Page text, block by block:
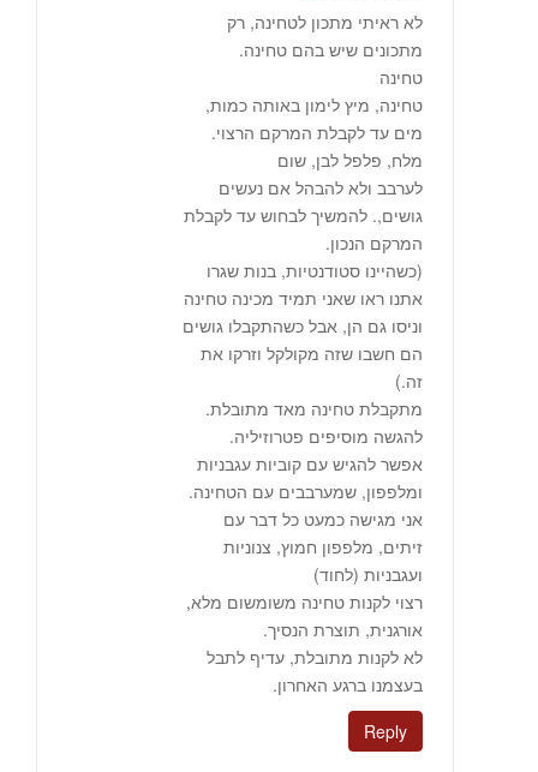
לא ראיתי מתכון לטחינה, רק
מתכונים שיש בהם טחינה.
טחינה
טחינה, מיץ לימון באותה כמות,
מים עד לקבלת המרקם הרצוי.
מלח, פלפל לבן, שום
לערבב ולא להבהל אם נעשים
גושים,. להמשיך לבחוש עד לקבלת
המרקם הנכון.
(כשהיינו סטודנטיות, בנות שגרו
אתנו ראו שאני תמיד מכינה טחינה
וניסו גם הן, אבל כשהתקבלו גושים
הם חשבו שזה מקולקל וזרקו את
זה.)
מתקבלת טחינה מאד מתובלת.
להגשה מוסיפים פטרוזיליה.
אפשר להגיש עם קוביות עגבניות
ומלפפון, שמערבבים עם הטחינה.
אני מגישה כמעט כל דבר עם
זיתים, מלפפון חמוץ, צנוניות
ועגבניות (לחוד)
רצוי לקנות טחינה משומשום מלא,
אורגנית, תוצרת הנסיך.
לא לקנות מתובלת, עדיף לתבל
בעצמנו ברגע האחרון.
Reply